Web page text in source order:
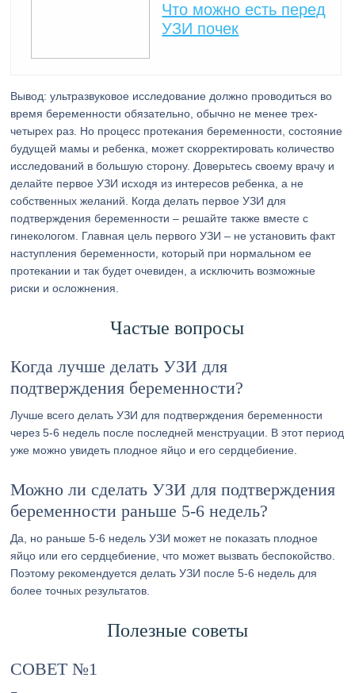
Что можно есть перед
УЗИ почек
Вывод: ультразвуковое исследование должно проводиться во
время беременности обязательно, обычно не менее трех-
четырех раз. Но процесс протекания беременности, состояние
будущей мамы и ребенка, может скорректировать количество
исследований в большую сторону. Доверьтесь своему врачу и
делайте первое УЗИ исходя из интересов ребенка, а не
собственных желаний. Когда делать первое УЗИ для
подтверждения беременности – решайте также вместе с
гинекологом. Главная цель первого УЗИ – не установить факт
наступления беременности, который при нормальном ее
протекании и так будет очевиден, а исключить возможные
риски и осложнения.
Частые вопросы
Когда лучше делать УЗИ для
подтверждения беременности?
Лучше всего делать УЗИ для подтверждения беременности
через 5-6 недель после последней менструации. В этот период
уже можно увидеть плодное яйцо и его сердцебиение.
Можно ли сделать УЗИ для подтверждения
беременности раньше 5-6 недель?
Да, но раньше 5-6 недель УЗИ может не показать плодное
яйцо или его сердцебиение, что может вызвать беспокойство.
Поэтому рекомендуется делать УЗИ после 5-6 недель для
более точных результатов.
Полезные советы
СОВЕТ №1